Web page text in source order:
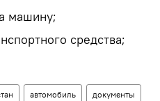
машину;
средства;
автомобиль документы